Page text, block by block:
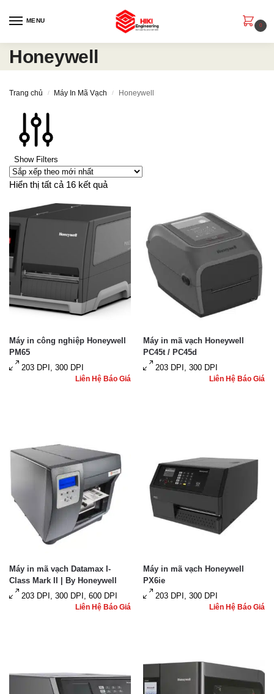
MENU
0
Honeywell
Trang chủ / Máy In Mã Vạch / Honeywell
Show Filters
Hiển thị tất cả 16 kết quả
Máy in công nghiệp Honeywell
PM65
203 DPI, 300 DPI
Liên Hệ Báo Giá
Máy in mã vạch Honeywell
PC45t / PC45d
203 DPI, 300 DPI
Liên Hệ Báo Giá
Máy in mã vạch Datamax I-
Class Mark II | By Honeywell
203 DPI, 300 DPI, 600 DPI
Liên Hệ Báo Giá
Máy in mã vạch Honeywell
PX6ie
203 DPI, 300 DPI
Liên Hệ Báo Giá